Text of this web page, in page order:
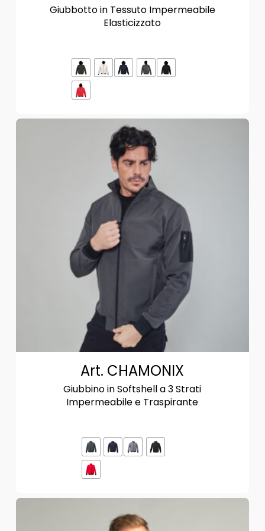
Giubbotto in Tessuto Impermeabile
Elasticizzato
Art. CHAMONIX
Giubbino in Softshell a 3 Strati
Impermeabile e Traspirante